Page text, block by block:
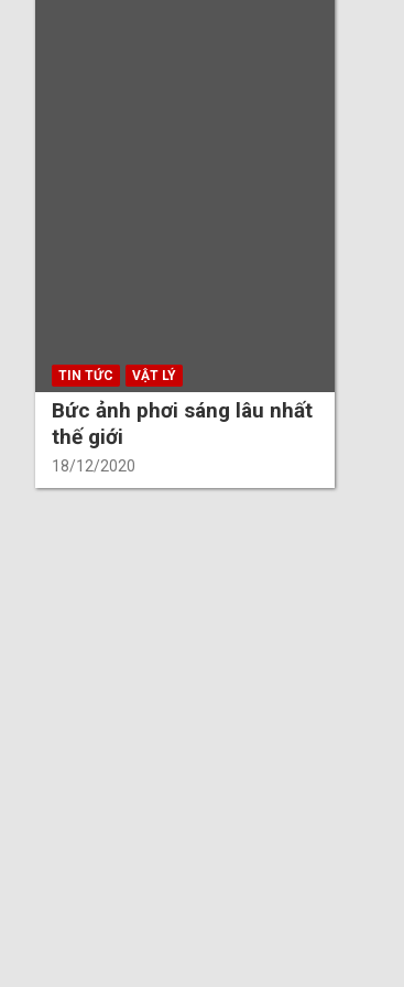
TIN TỨC VẬT LÝ
Bức ảnh phơi sáng lâu nhất
thế giới
18/12/2020